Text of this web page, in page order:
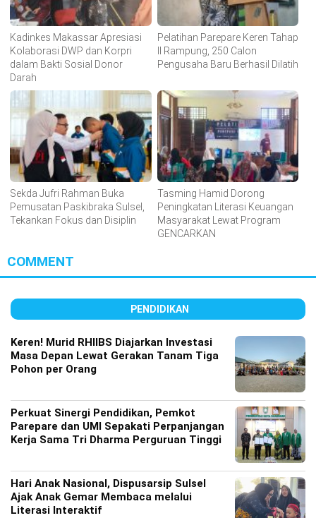
Kadinkes Makassar Apresiasi
Kolaborasi DWP dan Korpri
dalam Bakti Sosial Donor
Darah
Pelatihan Parepare Keren Tahap
II Rampung, 250 Calon
Pengusaha Baru Berhasil Dilatih
Sekda Jufri Rahman Buka
Pemusatan Paskibraka Sulsel,
Tekankan Fokus dan Disiplin
Tasming Hamid Dorong
Peningkatan Literasi Keuangan
Masyarakat Lewat Program
GENCARKAN
COMMENT
PENDIDIKAN
Keren! Murid RHIIBS Diajarkan Investasi
Masa Depan Lewat Gerakan Tanam Tiga
Pohon per Orang
Perkuat Sinergi Pendidikan, Pemkot
Parepare dan UMI Sepakati Perpanjangan
Kerja Sama Tri Dharma Perguruan Tinggi
Hari Anak Nasional, Dispusarsip Sulsel
Ajak Anak Gemar Membaca melalui
Literasi Interaktif